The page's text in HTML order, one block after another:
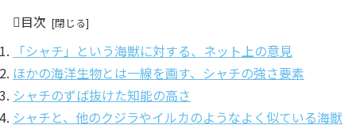
目次
「シャチ」という海獣に対する、ネット上の意見
ほかの海洋生物とは一線を画す、シャチの強さ要素
シャチのずば抜けた知能の高さ
シャチと、他のクジラやイルカのようなよく似ている海獣